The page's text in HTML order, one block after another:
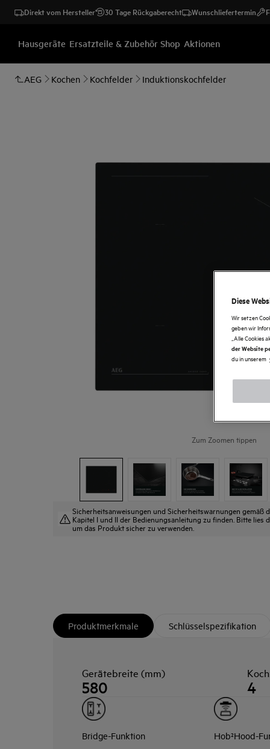
Direkt vom Hersteller 30 Tage Rückgaberecht Wunschliefertermin
Hausgeräte Ersatzteile & Zubehör Shop Aktionen
AEG Kochen Kochfelder Induktionskochfelder
Zum Zoomen tippen
Sicherheitsanweisungen und Sicherheitswarnungen gemäß
Kapitel I und II der Bedienungsanleitung zu finden. Bitte lies
um das Produkt sicher zu verwenden.
Produktmerkmale Schlüsselspezifikation
Gerätebreite (mm)
580 4
Bridge-Funktion Hob²Hood-
Diese
Wir setzen
geben wir
„Alle Cookies
der Website
du in unserem